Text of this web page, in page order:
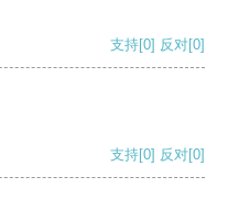
支持[0] 反对[0]
支持[0] 反对[0]